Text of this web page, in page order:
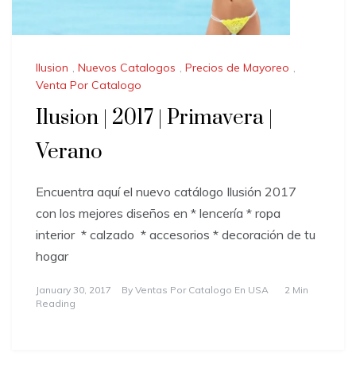
Ilusion , Nuevos Catalogos , Precios de Mayoreo ,
Venta Por Catalogo
Ilusion | 2017 | Primavera |
Verano
Encuentra aquí el nuevo catálogo Ilusión 2017
con los mejores diseños en * lencería * ropa
interior * calzado * accesorios * decoración de tu
hogar
January 30, 2017 By Ventas Por Catalogo En USA
2 Min
Reading